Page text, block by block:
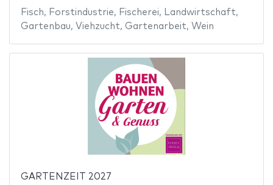
Fisch, Forstindustrie, Fischerei, Landwirtschaft,
Gartenbau, Viehzucht, Gartenarbeit, Wein
GARTENZEIT 2027